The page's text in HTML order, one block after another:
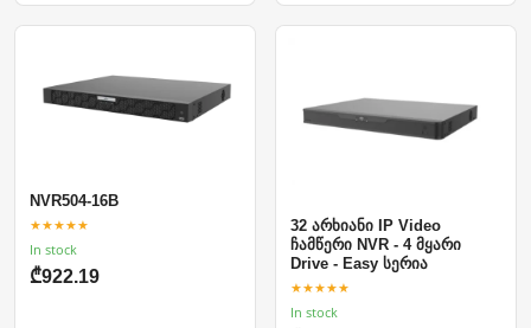
NVR504-16B
★★★★★
In stock
₾922.19
32 არხიანი IP Video
ჩამწერი NVR - 4 მყარი
Drive - Easy სერია
★★★★★
In stock